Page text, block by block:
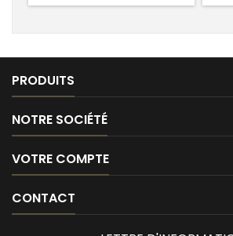
PRODUITS
NOTRE SOCIÉTÉ
VOTRE COMPTE
CONTACT